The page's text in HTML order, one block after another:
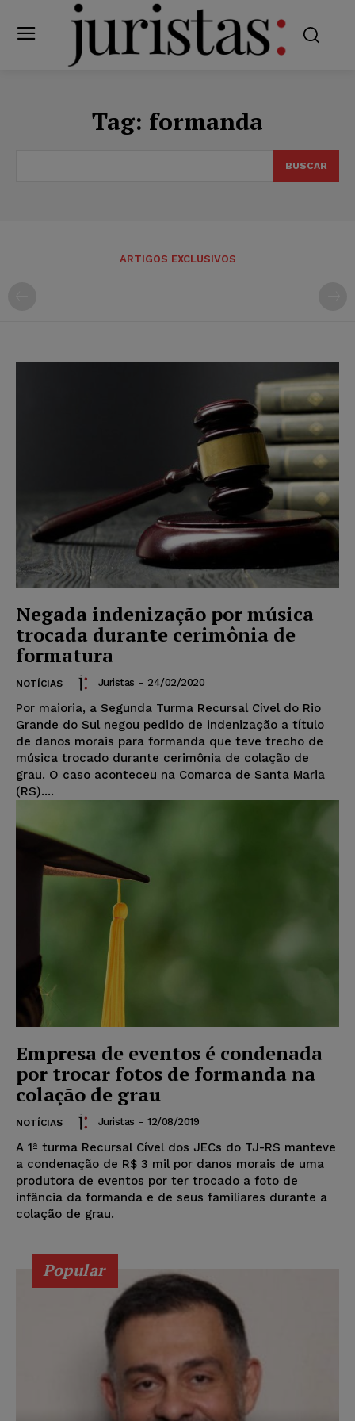
Tag: formanda
BUSCAR
ARTIGOS EXCLUSIVOS
Negada indenização por música
trocada durante cerimônia de
formatura
NOTÍCIAS Juristas - 24/02/2020
Por maioria, a Segunda Turma Recursal Cível do Rio
Grande do Sul negou pedido de indenização a título
de danos morais para formanda que teve trecho de
música trocado durante cerimônia de colação de
grau. O caso aconteceu na Comarca de Santa Maria
(RS)....
Empresa de eventos é condenada
por trocar fotos de formanda na
colação de grau
NOTÍCIAS Juristas - 12/08/2019
A 1ª turma Recursal Cível dos JECs do TJ-RS manteve
a condenação de R$ 3 mil por danos morais de uma
produtora de eventos por ter trocado a foto de
infância da formanda e de seus familiares durante a
colação de grau.
Popular